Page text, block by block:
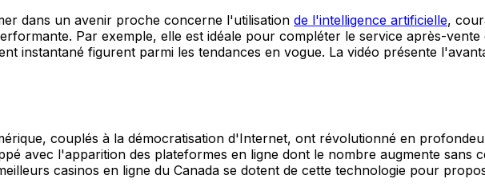
dans un avenir proche concerne l'utilisation de l'intelligence artificielle,
Par exemple, elle est idéale pour compléter le service après-
instantané figurent parmi les tendances en vogue. La vidéo présente
couplés à la démocratisation d'Internet, ont révolutionné en
avec l'apparition des plateformes en ligne dont le nombre augmente sans
casinos en ligne du Canada se dotent de cette technologie pour